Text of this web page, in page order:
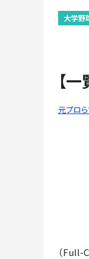
大学野
【
元プロ
（Full-